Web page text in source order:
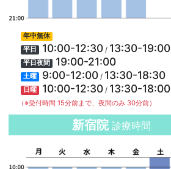
年中無休
平日
10:00-12:30 / 13:30-19:00
平日夜間 19:00-21:00
土曜 9:00-12:00 / 13:30-18:30
日曜 10:00-12:30 / 13:30-18:00
（※受付時間 15分前まで、夜間のみ 30分前）
新宿院 診療時間